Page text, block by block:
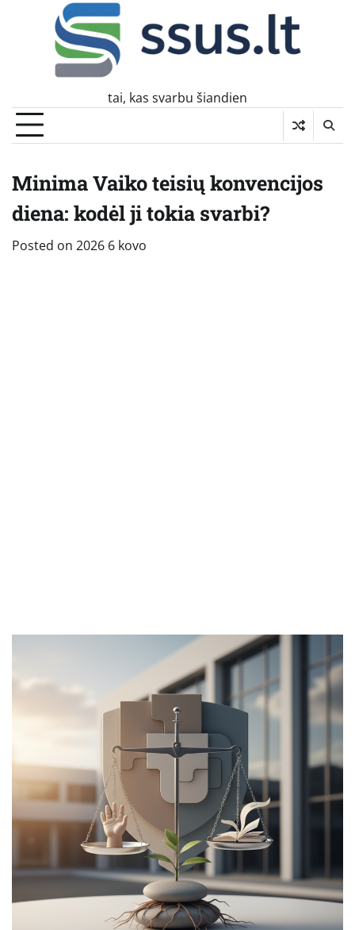
tai, kas svarbu šiandien
Minima Vaiko teisių konvencijos
diena: kodėl ji tokia svarbi?
Posted on 2026 6 kovo